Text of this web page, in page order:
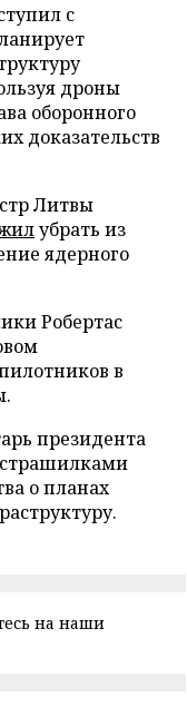
с
дроны
оборонного
доказательств
Литвы
убрать из
ядерного
Робертас
в
президента
страшилками
о планах
на наши